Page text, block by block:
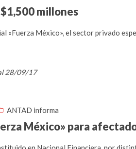
millones
«Fuerza México», el sector privado
28/09/17
ANTAD informa
México» para